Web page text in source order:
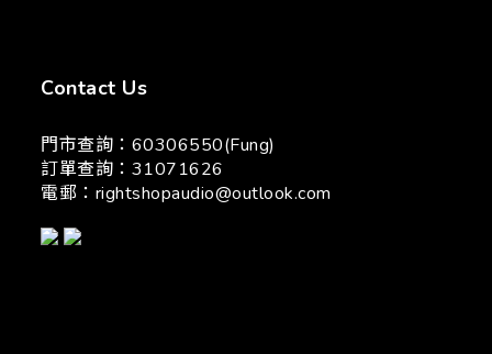
Contact Us
門市查詢：60306550(Fung)
訂單查詢：31071626
電郵： rightshopaudio@outlook.com